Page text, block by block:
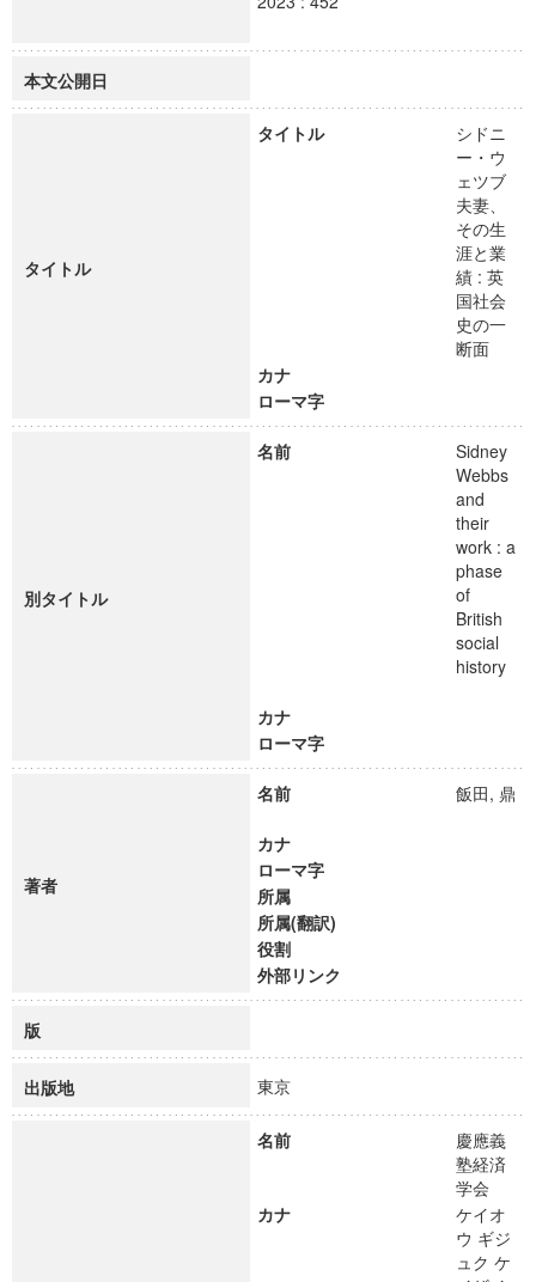
本文公開日
タイトル
タイトル
シドニ
ー・ウ
ェツブ
夫妻、
その生
涯と業
績 : 英
国社会
史の一
断面
カナ
ローマ字
別タイトル
名前
Sidney
Webbs
and
their
work : a
phase
of
British
social
history
カナ
ローマ字
著者
名前 飯田, 鼎
カナ
ローマ字
所属
所属(翻訳)
役割
外部リンク
版
出版地 東京
名前
慶應義
塾経済
学会
カナ
ケイオ
ウ ギジ
ュク ケ